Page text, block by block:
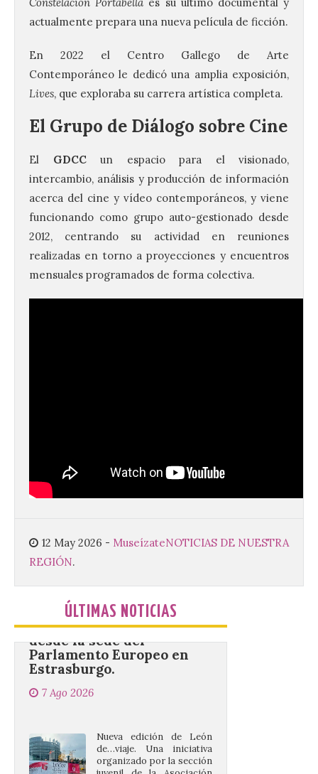
actualmente prepara una nueva película de ficción.
En 2022 el Centro Gallego de Arte
Contemporáneo le dedicó una amplia exposición,
Lives, que exploraba su carrera artística completa.
El Grupo de Diálogo sobre Cine
El GDCCun espacio para el visionado,
intercambio, análisis y producción de información
acerca del cine y vídeo contemporáneos, y viene
funcionando como grupo auto-gestionado desde
2012, centrando su actividad en reuniones
realizadas en torno a proyecciones y encuentros
mensuales programados de forma colectiva.
12 May 2026 - MuseízateNOTICIAS DE NUESTRA
REGIÓN.
ÚLTIMAS NOTICIAS
imprescindible para disfrutar de los
mejores dulces conventuales, tradición,
cultura y un ambiente único. El
Ayuntamiento de Gradefes, intentando
La decimoctava fotografía
de León de…viaje nos llega
desde la sede del
Parlamento Europeo en
Estrasburgo.
7 Ago 2026
juvenil de la Asociación
Enróllate, la Asociación
Conceyu País Llionés y el Diario de
Turismo, Ocio e Información para